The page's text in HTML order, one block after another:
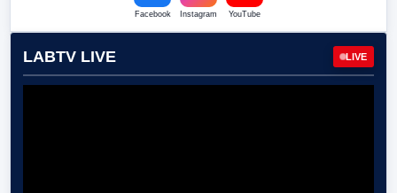
Facebook Instagram YouTube
LABTV LIVE LIVE